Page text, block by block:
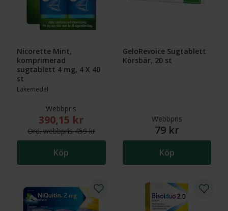
Nicorette Mint,
komprimerad
sugtablett 4 mg, 4 X 40
st
Läkemedel
Webbpris
Nytt reducerat pris: 390,15 kr. Ordinarie webbpris
390,15 kr
Ord.webbpris459 kr
Köp
GeloRevoice Sugtablett
Körsbär, 20 st
Webbpris
79 kr
Köp